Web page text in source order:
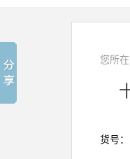
您所
货号：